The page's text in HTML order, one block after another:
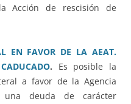
Acción de rescisión de
EN FAVOR DE LA AEAT.
. Es posible la
a favor de la Agencia
deuda de carácter